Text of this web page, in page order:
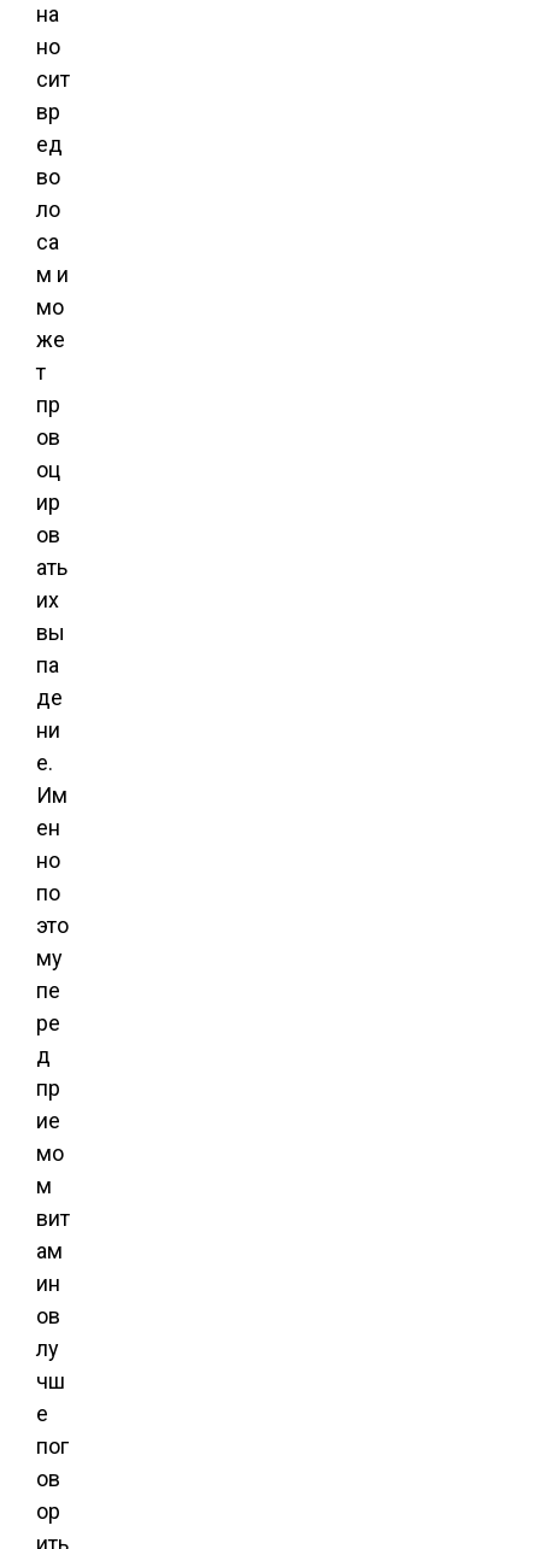
на
но
сит
вр
ед
во
ло
са
м и
мо
же
т
пр
ов
оц
ир
ов
ать
их
вы
па
де
ни
е.
Им
ен
но
по
это
му
пе
ре
д
пр
ие
мо
м
вит
ам
ин
ов
лу
чш
е
пог
ов
ор
ить